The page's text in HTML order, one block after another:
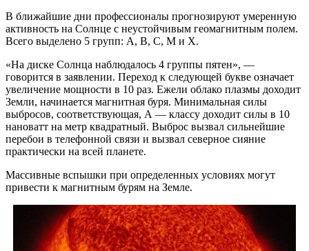
В ближайшие дни профессионалы прогнозируют умеренную
активность на Солнце с неустойчивым геомагнитным полем.
Всего выделено 5 групп: A, B, C, M и X.
«На диске Солнца наблюдалось 4 группы пятен», —
говорится в заявлении. Переход к следующей букве означает
увеличение мощности в 10 раз. Ежели облако плазмы доходит
Земли, начинается магнитная буря. Минимальная силы
выбросов, соответствующая, А — классу доходит силы в 10
нановатт на метр квадратный. Выброс вызвал сильнейшие
перебои в телефонной связи и вызвал северное сияние
практически на всей планете.
Массивные вспышки при определенных условиях могут
привести к магнитным бурям на Земле.